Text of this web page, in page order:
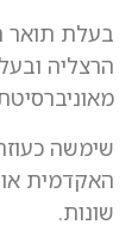
בעלת תואר
הרצליה
שימשה
האקדמית
שונות.